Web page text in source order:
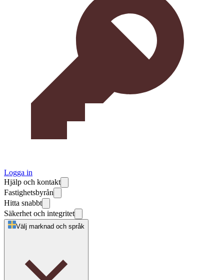
Logga in
Hjälp och kontakt
Fastighetsbyrån
Hitta snabbt
Säkerhet och integritet
Välj marknad och språk